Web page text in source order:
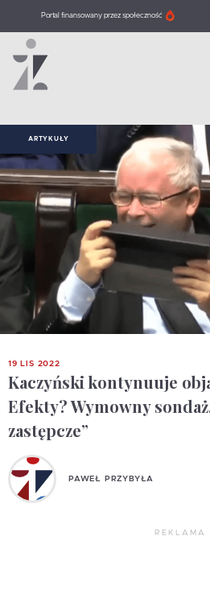
Portal finansowany przez społeczność
ARTYKUŁY
19 LIS 2022
Kaczyński kontynuuje
Efekty? Wymowny
zastępcze”
PAWEŁ PRZYBYŁA
REKLAMA